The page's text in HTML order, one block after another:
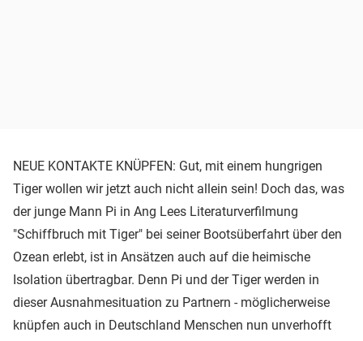
NEUE KONTAKTE KNÜPFEN: Gut, mit einem hungrigen
Tiger wollen wir jetzt auch nicht allein sein! Doch das, was
der junge Mann Pi in Ang Lees Literaturverfilmung
"Schiffbruch mit Tiger" bei seiner Bootsüberfahrt über den
Ozean erlebt, ist in Ansätzen auch auf die heimische
Isolation übertragbar. Denn Pi und der Tiger werden in
dieser Ausnahmesituation zu Partnern - möglicherweise
knüpfen auch in Deutschland Menschen nun unverhofft